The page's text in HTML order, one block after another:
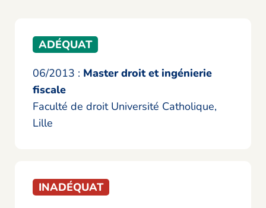
ADÉQUAT
06/2013 : Master droit et ingénierie
fiscale
Faculté de droit Université Catholique,
Lille
INADÉQUAT